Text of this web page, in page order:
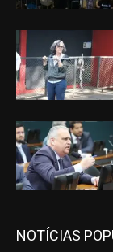
NOTÍCIAS